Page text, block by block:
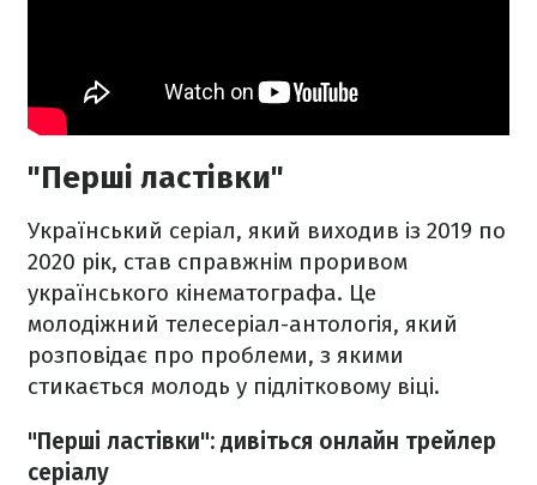
"Перші ластівки"
Український серіал, який виходив із 2019 по
2020 рік, став справжнім проривом
українського кінематографа. Це
молодіжний телесеріал-антологія, який
розповідає про проблеми, з якими
стикається молодь у підлітковому віці.
"Перші ластівки": дивіться онлайн трейлер
серіалу